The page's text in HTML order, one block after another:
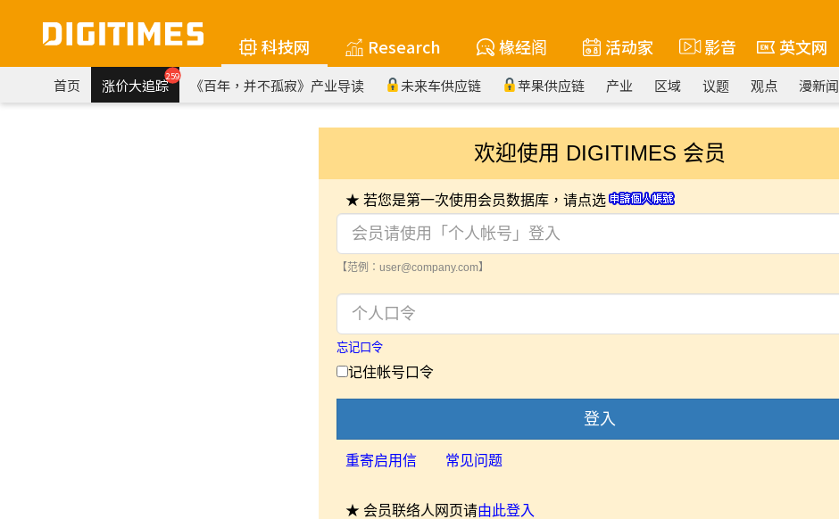
科技网 Research 椽经阁 活动家 影音 英文网
首页 涨价大追踪259 《百年，并不孤寂》产业导读 未来车供应链 苹果供应链 产业 区域 议题 观点 漫新闻
欢迎使用 DIGITIMES 会员
★ 若您是第一次使用会员数据库，请点选
【范例：user@company.com】
忘记口令
记住帐号口令
登入
重寄启用信 常见问题
★ 会员联络人网页请由此登入